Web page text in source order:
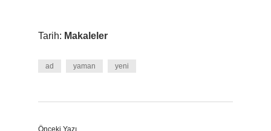
Tarih: Makaleler
ad yaman yeni
Önceki Yazı